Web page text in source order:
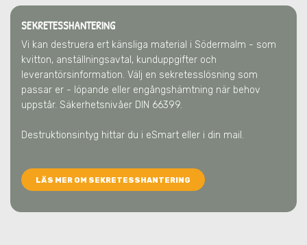
SEKRETESSHANTERING
Vi kan destruera ert känsliga material i Södermalm - som
kvitton, anställningsavtal, kunduppgifter och
leverantörsinformation. Välj en sekretesslösning som
passar er - löpande eller engångshämtning när behov
uppstår. Säkerhetsnivåer DIN 66399.
Destruktionsintyg hittar du i eSmart eller i din mail.
LÄS MER OM SEKRETESSHANTERING